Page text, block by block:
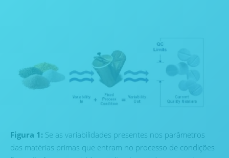
Figura 1: Se as variabilidades presentes nos parâmetros
das matérias primas que entram no processo de condições